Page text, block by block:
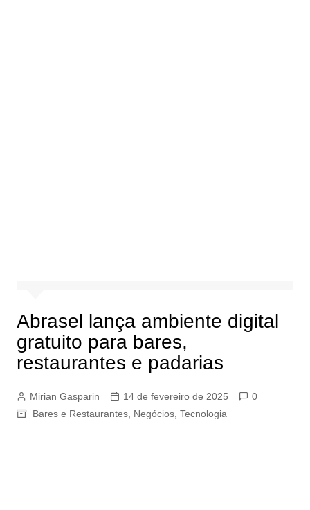
Abrasel lança ambiente digital
gratuito para bares,
restaurantes e padarias
Mirian Gasparin 14 de fevereiro de 2025
0
Bares e Restaurantes, Negócios, Tecnologia